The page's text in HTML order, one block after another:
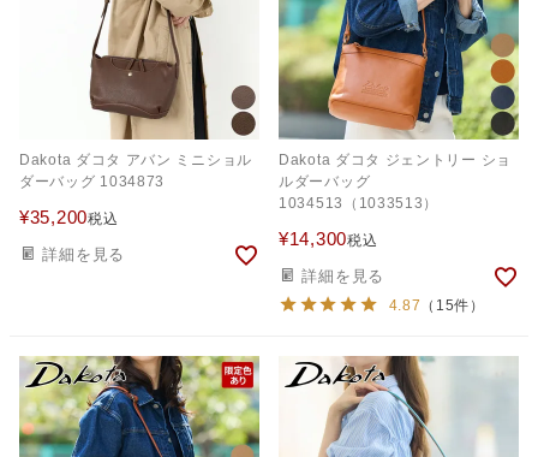
Dakota ダコタ アバン ミニショル
ダーバッグ 1034873
¥35,200税込
詳細を見る
Dakota ダコタ ジェントリー ショ
ルダーバッグ
1034513（1033513）
¥14,300税込
詳細を見る
4.87 （15件）